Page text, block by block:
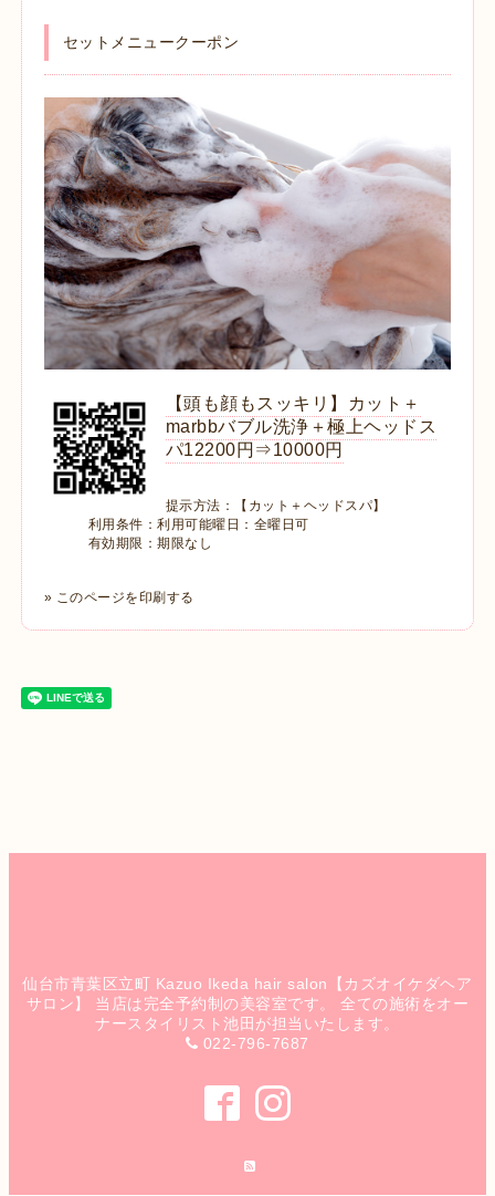
セットメニュークーポン
【頭も顔もスッキリ】カット＋
marbbバブル洗浄＋極上ヘッドス
パ12200円⇒10000円
提示方法：
【カット＋ヘッドスパ】
利用条件：利用可能曜日：全曜日可
有効期限：期限なし
» このページを印刷する
仙台市青葉区立町 Kazuo Ikeda hair salon【カズオイケダヘア
サロン】 当店は完全予約制の美容室です。 全ての施術をオー
ナースタイリスト池田が担当いたします。
022-796-7687